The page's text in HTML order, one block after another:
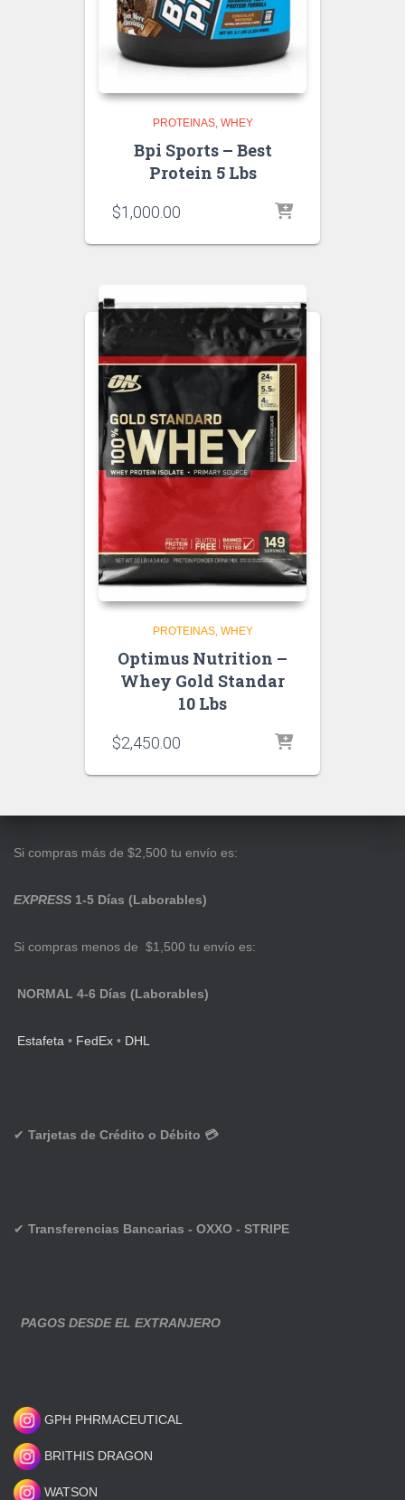
PROTEINAS WHEY
Bpi Sports – Best
Protein 5 Lbs
$1,000.00
PROTEINAS WHEY
Optimus Nutrition –
Whey Gold Standar
10 Lbs
$2,450.00
Si compras más de $2,500 tu envío es:
EXPRESS 1-5 Días (Laborables)
Si compras menos de $1,500 tu envío es:
NORMAL 4-6 Días (Laborables)
Estafeta • FedEx • DHL
✔ Tarjetas de Crédito o Débito 💳
✔ Transferencias Bancarias - OXXO - STRIPE
PAGOS DESDE EL EXTRANJERO
GPH PHRMACEUTICAL
BRITHIS DRAGON
WATSON